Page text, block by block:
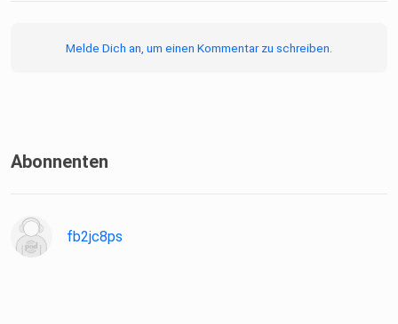
Melde Dich an, um einen Kommentar zu schreiben.
Abonnenten
fb2jc8ps